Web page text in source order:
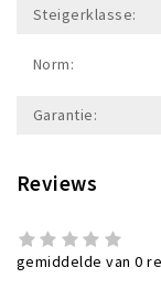
Steigerklasse:
Norm:
Garantie:
Reviews
gemiddelde van 0